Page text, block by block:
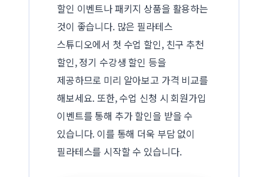
할인 이벤트나 패키지 상품을 활용하는
것이 좋습니다. 많은 필라테스
스튜디오에서 첫 수업 할인, 친구 추천
할인, 정기 수강생 할인 등을
제공하므로 미리 알아보고 가격 비교를
해보세요. 또한, 수업 신청 시 회원가입
이벤트를 통해 추가 할인을 받을 수
있습니다. 이를 통해 더욱 부담 없이
필라테스를 시작할 수 있습니다.